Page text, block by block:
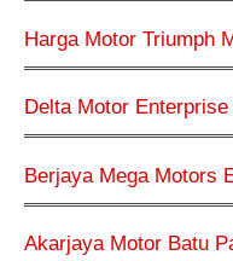
Harga Motor Triumph
Delta Motor
Berjaya Mega Motors
Akarjaya Motor Batu